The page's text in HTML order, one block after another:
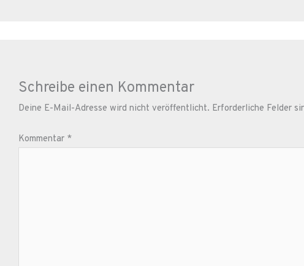
Schreibe einen Kommentar
Deine E-Mail-Adresse wird nicht veröffentlicht. Erforderliche Felder
Kommentar *